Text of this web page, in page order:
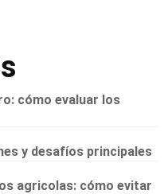
cómo evaluar los
y desafíos principales
agricolas: cómo evitar